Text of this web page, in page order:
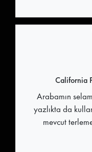
California
Arabamın
yazlıkta da
mevcut